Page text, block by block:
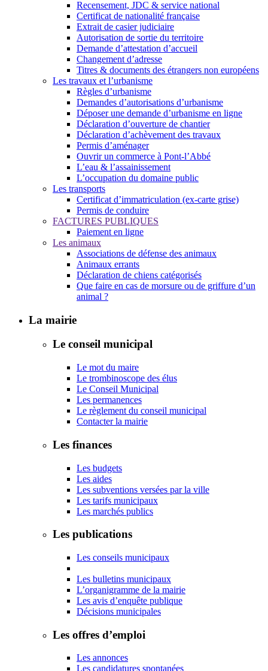
Recensement, JDC & service national
Certificat de nationalité française
Extrait de casier judiciaire
Autorisation de sortie du territoire
Demande d’attestation d’accueil
Changement d’adresse
Titres & documents des étrangers non européens
Les travaux et l’urbanisme
Règles d’urbanisme
Demandes d’autorisations d’urbanisme
Déposer une demande d’urbanisme en ligne
Déclaration d’ouverture de chantier
Déclaration d’achèvement des travaux
Permis d’aménager
Ouvrir un commerce à Pont-l’Abbé
L’eau & l’assainissement
L’occupation du domaine public
Les transports
Certificat d’immatriculation (ex-carte grise)
Permis de conduire
FACTURES PUBLIQUES
Paiement en ligne
Les animaux
Associations de défense des animaux
Animaux errants
Déclaration de chiens catégorisés
Que faire en cas de morsure ou de griffure d’un
animal ?
La mairie
Le conseil municipal
Le mot du maire
Le trombinoscope des élus
Le Conseil Municipal
Les permanences
Le règlement du conseil municipal
Contacter la mairie
Les finances
Les budgets
Les aides
Les subventions versées par la ville
Les tarifs municipaux
Les marchés publics
Les publications
Les conseils municipaux
Les bulletins municipaux
L’organigramme de la mairie
Les avis d’enquête publique
Décisions municipales
Les offres d’emploi
Les annonces
Les candidatures spontanées